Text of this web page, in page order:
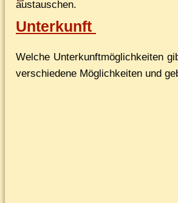
austauschen.
Unterkunft
Wel­che Un­ter­kunft­mög­lich­kei­ten
ver­schie­de­ne Mög­lich­kei­ten und